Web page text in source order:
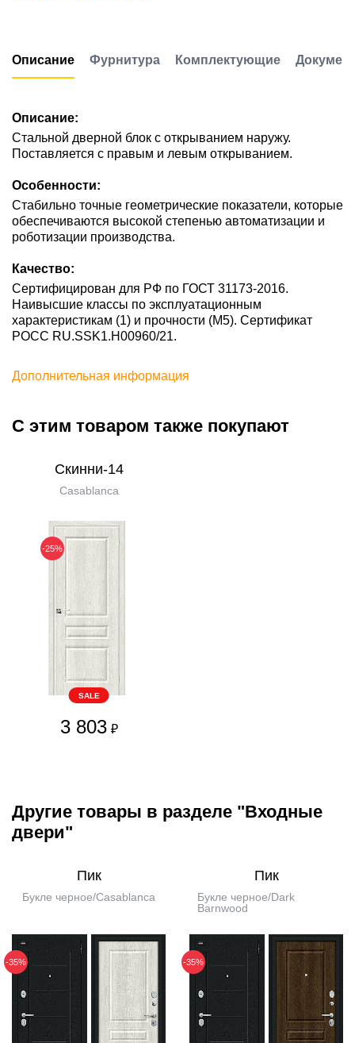
Описание Фурнитура Комплектующие
Описание:
Стальной дверной блок с открыванием наружу.
Поставляется с правым и левым открыванием.
Особенности:
Стабильно точные геометрические показатели, которые
обеспечиваются высокой степенью автоматизации и
роботизации производства.
Качество:
Сертифицирован для РФ по ГОСТ 31173-2016.
Наивысшие классы по эксплуатационным
характеристикам (1) и прочности (М5). Сертификат
POCC RU.SSK1.H00960/21.
Дополнительная информация
С этим товаром также покупают
Скинни-14
Casablanca
-25%
SALE
3 803 ₽
Другие товары в разделе "Входные
двери"
Пик
Букле черное/Casablanca
-35%
Пик
Букле черное/Dark
Barnwood
-35%